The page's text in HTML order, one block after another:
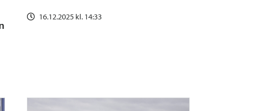
16.12.2025 kl. 14:33